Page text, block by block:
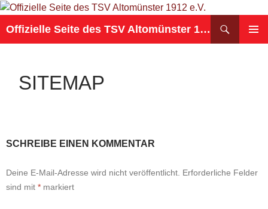
Offizielle Seite des TSV Altomünster 1912 e.V.
SITEMAP
SCHREIBE EINEN KOMMENTAR
Deine E-Mail-Adresse wird nicht veröffentlicht. Erforderliche Felder
sind mit * markiert